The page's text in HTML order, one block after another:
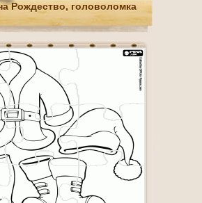
Рождество, головоломка